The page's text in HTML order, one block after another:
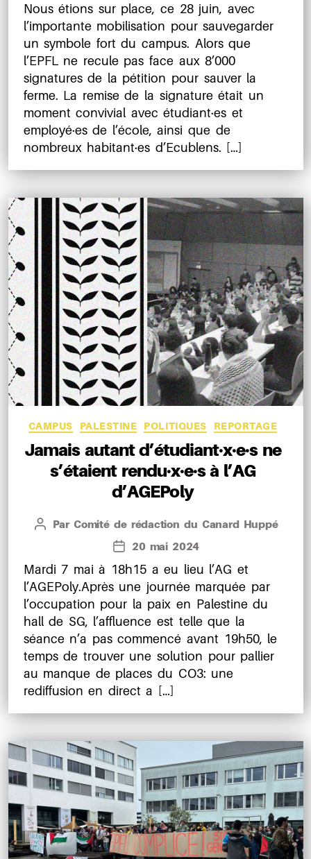
l’article
Nous étions sur place, ce 28 juin, avec
l’importante mobilisation pour sauvegarder
un symbole fort du campus. Alors que
l’EPFL ne recule pas face aux 8’000
signatures de la pétition pour sauver la
ferme. La remise de la signature était un
moment convivial avec étudiant·es et
employé·es de l’école, ainsi que de
nombreux habitant·es d’Ecublens. […]
Catégories
CAMPUS PALESTINE POLITIQUES REPORTAGE
Jamais autant d’étudiant·x·e·s ne
s’étaient rendu·x·e·s à l’AG
d’AGEPoly
Auteur
Par Comité de rédaction du Canard Huppé
Date
l’article
20 mai 2024
Mardi 7 mai à 18h15 a eu lieu l’AG et
l’AGEPoly.Après une journée marquée par
l’occupation pour la paix en Palestine du
hall de SG, l’affluence est telle que la
séance n’a pas commencé avant 19h50, le
temps de trouver une solution pour pallier
au manque de places du CO3: une
rediffusion en direct a […]